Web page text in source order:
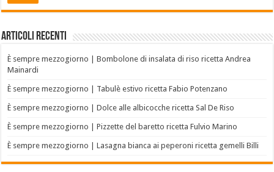
Articoli recenti
È sempre mezzogiorno | Bombolone di insalata di riso ricetta Andrea
Mainardi
È sempre mezzogiorno | Tabulè estivo ricetta Fabio Potenzano
È sempre mezzogiorno | Dolce alle albicocche ricetta Sal De Riso
È sempre mezzogiorno | Pizzette del baretto ricetta Fulvio Marino
È sempre mezzogiorno | Lasagna bianca ai peperoni ricetta gemelli Billi